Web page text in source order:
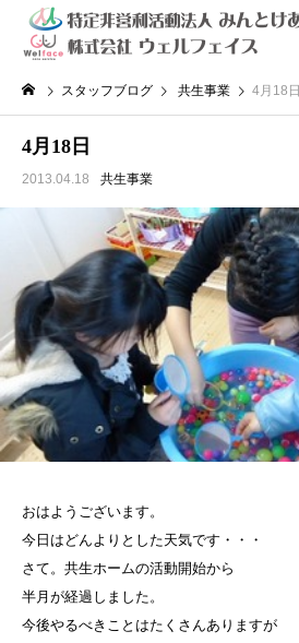
スタッフブログ 共生事業 4月18日
4月18日
2013.04.18 共生事業
おはようございます。
今日はどんよりとした天気です・・・
さて。共生ホームの活動開始から
半月が経過しました。
今後やるべきことはたくさんありますが